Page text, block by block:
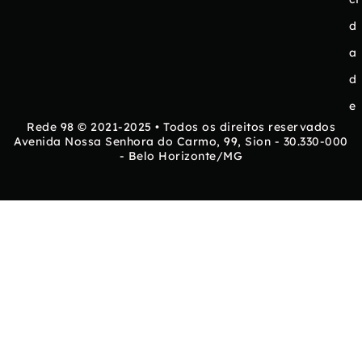
d
a
d
e
Rede 98 © 2021-2025 • Todos os direitos reservados
Avenida Nossa Senhora do Carmo, 99, Sion - 30.330-000
- Belo Horizonte/MG